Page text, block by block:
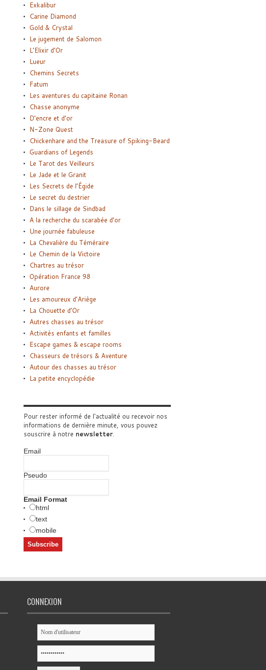
Exkalibur
Carine Diamond
Gold & Crystal
Le jugement de Salomon
L’Elixir d’Or
Lueur
Chemins Secrets
Fatum
Les aventures du capitaine Ronan
Chasse anonyme
D’encre et d’or
N-Zone Quest
Chickenhare and the Treasure of Spiking-Beard
Guardians of Legends
Le Tarot des Veilleurs
Le Jade et le Granit
Les Secrets de l’Égide
Le secret du destrier
Dans le sillage de Sindbad
A la recherche du scarabée d’or
Une journée fabuleuse
La Chevalière du Téméraire
Le Chemin de la Victoire
Chartres au trésor
Opération France 98
Aurore
Les amoureux d’Ariège
La Chouette d’Or
Autres chasses au trésor
Activités enfants et familles
Escape games & escape rooms
Chasseurs de trésors & Aventure
Autour des chasses au trésor
La petite encyclopédie
Pour rester informé de l'actualité ou recevoir nos
informations de dernière minute, vous pouvez
souscrire à notre newsletter.
Email
Pseudo
Email Format
html
text
mobile
CONNEXION